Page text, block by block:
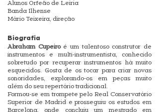
Alunos Orfeão de Leiria
Banda Ilhense
Mário Teixeira, direção
Biografia
Abraham Cupeiroé um talentoso construtor de
instrumentos e multi-instrumentista, conhecido
sobretudo por recuperar instrumentos há muito
esquecidos. Gosta de os tocar para criar novas
sonoridades, explorando-os em peças muito
além do seu repertório tradicional.
Formou-se em trompete pelo Real Conservatório
Superior de Madrid e prosseguiu os estudos em
Barcelona, onde concluiu um mestrado em